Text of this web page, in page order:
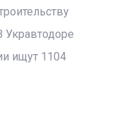
Укравтодоре
ищут 1104